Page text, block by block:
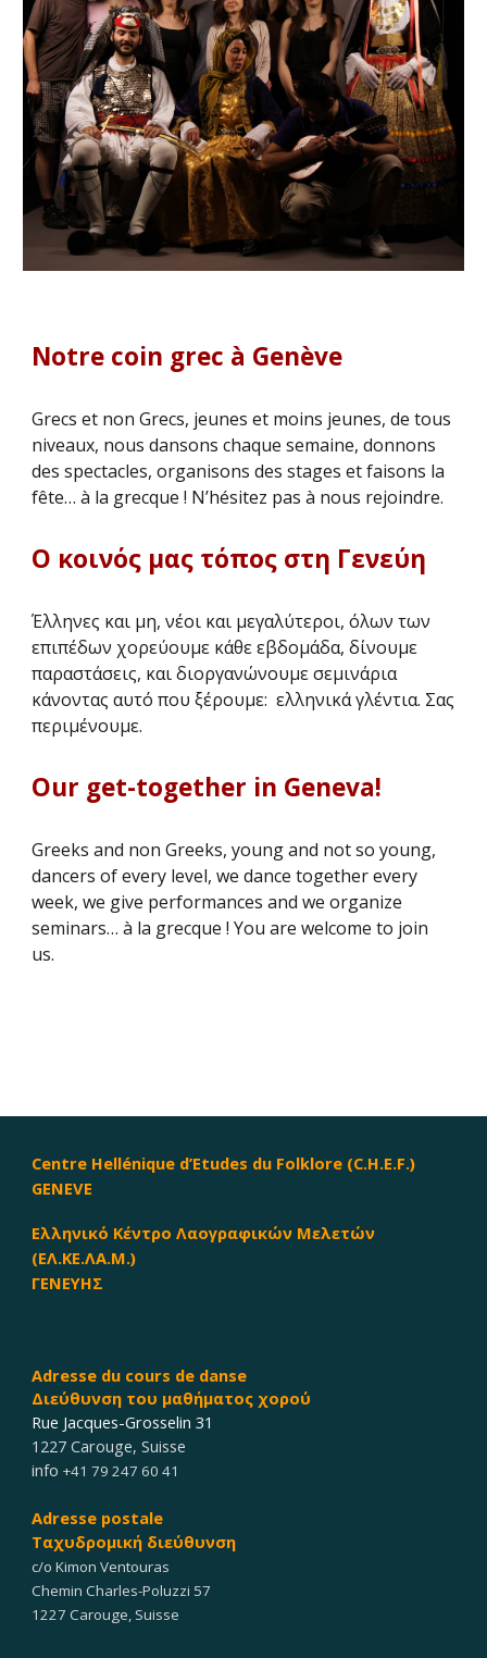
Notre coin grec à Genève
Grecs et non Grecs, jeunes et moins jeunes, de tous
niveaux, nous dansons chaque semaine, donnons
des spectacles, organisons des stages et faisons la
fête… à la grecque ! N’hésitez pas à nous rejoindre.
Ο κοινός μας τόπος στη Γενεύη
Έλληνες και μη, νέοι και μεγαλύτεροι, όλων των
επιπέδων χορεύουμε κάθε εβδομάδα, δίνουμε
παραστάσεις, και διοργανώνουμε σεμινάρια
κάνοντας αυτό που ξέρουμε: ελληνικά γλέντια. Σας
περιμένουμε.
Our get-together in Geneva!
Greeks and non Greeks, young and not so young,
dancers of every level, we dance together every
week, we give performances and we organize
seminars… à la grecque ! You are welcome to join
us.
Centre Hellénique d’Etudes du Folklore (C.H.E.F.)
GENEVE
Ελληνικό Κέντρο Λαογραφικών Μελετών
(ΕΛ.ΚΕ.ΛΑ.Μ.)
ΓΕΝΕΥΗΣ
Adresse du cours de danse
Διεύθυνση του μαθήματος χορού
Rue Jacques-Grosselin 31
1227 Carouge, Suisse
info+41 79 247 60 41
Adresse postale
Ταχυδρομική διεύθυνση
c/o Kimon Ventouras
Chemin Charles-Poluzzi 57
1227 Carouge, Suisse